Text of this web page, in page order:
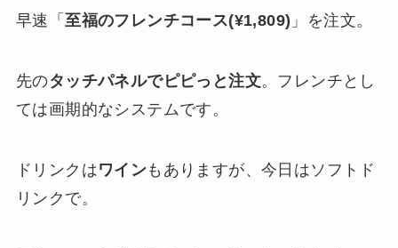
早速「至福のフレンチコース(¥1,809) 」を注文。
先のタッチパネルでピピっと注文。フレンチとし
ては画期的なシステムです。
ドリンクはワインもありますが、今日はソフトド
リンクで。